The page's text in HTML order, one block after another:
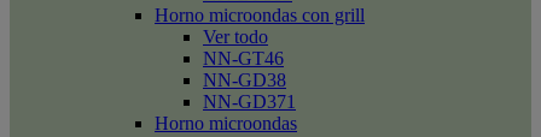
Horno microondas con grill
Ver todo
NN-GT46
NN-GD38
NN-GD371
Horno microondas